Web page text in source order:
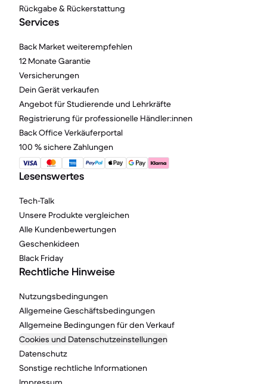
Rückgabe & Rückerstattung
Services
Back Market weiterempfehlen
12 Monate Garantie
Versicherungen
Dein Gerät verkaufen
Angebot für Studierende und Lehrkräfte
Registrierung für professionelle Händler:innen
Back Office Verkäuferportal
100 % sichere Zahlungen
Lesenswertes
Tech-Talk
Unsere Produkte vergleichen
Alle Kundenbewertungen
Geschenkideen
Black Friday
Rechtliche Hinweise
Nutzungsbedingungen
Allgemeine Geschäftsbedingungen
Allgemeine Bedingungen für den Verkauf
Cookies und Datenschutzeinstellungen
Datenschutz
Sonstige rechtliche Informationen